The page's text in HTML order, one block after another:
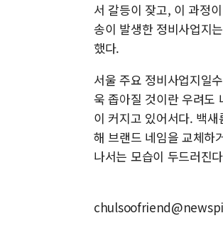
서 갈등이 잦고, 이 과정
송이 발생한 정비사업지
했다.
서울 주요 정비사업지일
욱 좁아질 것이란 우려도
이 커지고 있어서다. 백
해 브랜드 네임을 교체하
나서는 모습이 두드러진